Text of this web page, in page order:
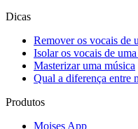
Dicas
Remover os vocais de
Isolar os vocais de
Masterizar uma música
Qual a diferença entre
Produtos
Moises App